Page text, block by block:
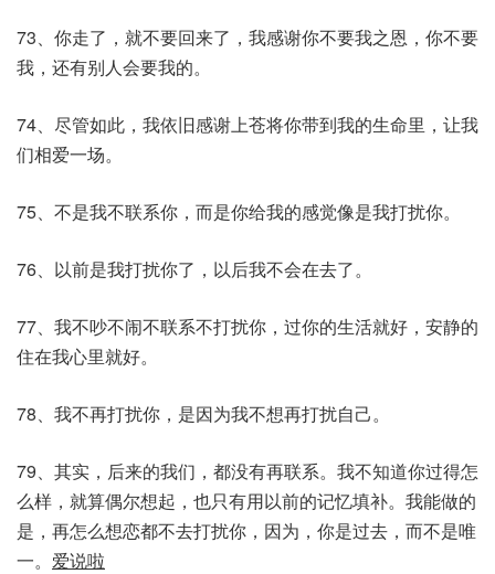
73、你走了，就不要回来了，我感谢你不要我之恩，你不要
我，还有别人会要我的。
74、尽管如此，我依旧感谢上苍将你带到我的生命里，让我
们相爱一场。
75、不是我不联系你，而是你给我的感觉像是我打扰你。
76、以前是我打扰你了，以后我不会在去了。
77、我不吵不闹不联系不打扰你，过你的生活就好，安静的
住在我心里就好。
78、我不再打扰你，是因为我不想再打扰自己。
79、其实，后来的我们，都没有再联系。我不知道你过得怎
么样，就算偶尔想起，也只有用以前的记忆填补。我能做的
是，再怎么想恋都不去打扰你，因为，你是过去，而不是唯
一。 爱说啦